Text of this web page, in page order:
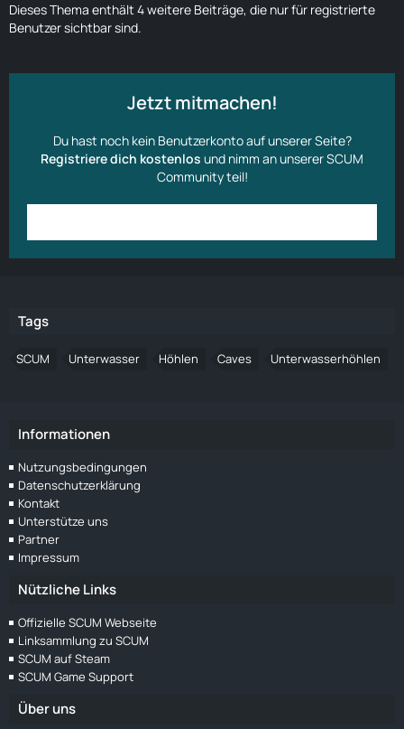
Dieses Thema enthält 4 weitere Beiträge, die nur für registrierte
Benutzer sichtbar sind.
Jetzt mitmachen!
Du hast noch kein Benutzerkonto auf unserer Seite?
Registriere dich kostenlos und nimm an unserer SCUM
Community teil!
Tags
SCUM Unterwasser Höhlen Caves Unterwasserhöhlen
Informationen
Nutzungsbedingungen
Datenschutzerklärung
Kontakt
Unterstütze uns
Partner
Impressum
Nützliche Links
Offizielle SCUM Webseite
Linksammlung zu SCUM
SCUM auf Steam
SCUM Game Support
Über uns